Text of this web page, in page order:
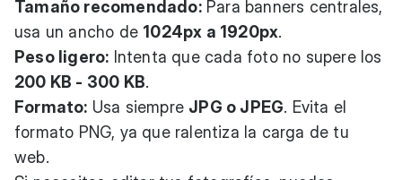
Tamaño recomendado:Para banners centrales,
usa un ancho de 1024px a 1920px.
Peso ligero: Intenta que cada foto no supere los
200 KB - 300 KB.
Formato: Usa siempre JPG o JPEG. Evita el
formato PNG, ya que ralentiza la carga de tu
web.